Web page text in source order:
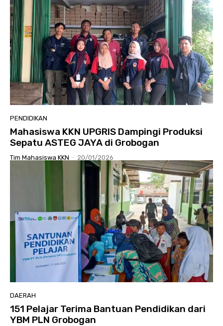
PENDIDIKAN
Mahasiswa KKN UPGRIS Dampingi Produksi
Sepatu ASTEG JAYA di Grobogan
Tim Mahasiswa KKN - 20/01/2026
DAERAH
151 Pelajar Terima Bantuan Pendidikan dari
YBM PLN Grobogan